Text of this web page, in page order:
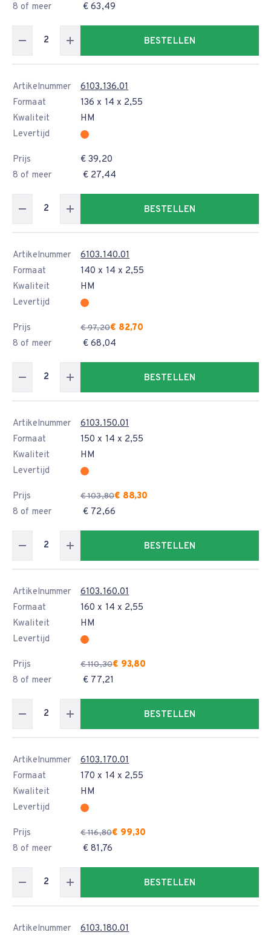
8 of meer € 63,49
BESTELLEN
Artikelnummer
6103.136.01
Formaat
136 x 14 x 2,55
Kwaliteit
HM
Levertijd
Prijs
€ 39,20
8 of meer
€ 27,44
BESTELLEN
Artikelnummer
6103.140.01
Formaat
140 x 14 x 2,55
Kwaliteit
HM
Levertijd
Prijs € 97,20€ 82,70
8 of meer
€ 68,04
BESTELLEN
Artikelnummer
6103.150.01
Formaat
150 x 14 x 2,55
Kwaliteit
HM
Levertijd
Prijs € 103,80€ 88,30
8 of meer
€ 72,66
BESTELLEN
Artikelnummer
6103.160.01
Formaat
160 x 14 x 2,55
Kwaliteit
HM
Levertijd
Prijs € 110,30€ 93,80
8 of meer
€ 77,21
BESTELLEN
Artikelnummer
6103.170.01
Formaat
170 x 14 x 2,55
Kwaliteit
HM
Levertijd
Prijs € 116,80€ 99,30
8 of meer
€ 81,76
BESTELLEN
Artikelnummer
6103.180.01